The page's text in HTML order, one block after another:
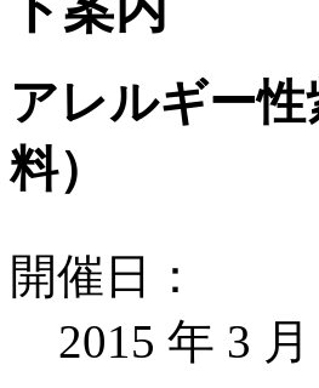
アレルギー
料）
開催 日
：
2015 年 3